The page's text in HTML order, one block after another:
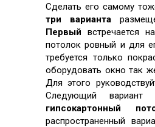
Сделать его самому
три варианта
Первый встречается
потолок ровный и для
требуется только
оборудовать окно так
Для этого
Следующий
гипсокартонный
распространенный